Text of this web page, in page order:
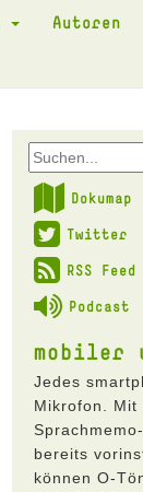
Autoren
Dokumap
Twitter
RSS Feed
Podcast
mobiler
Jedes
Mikrofon. Mit
bereits
können O-